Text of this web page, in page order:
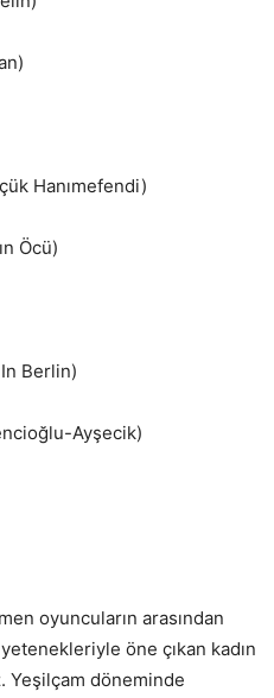
Hanımefendi)
Öcü)
Berlin)
Ayşecik)
oyuncuların arasından
öne çıkan kadın
Yeşilçam döneminde